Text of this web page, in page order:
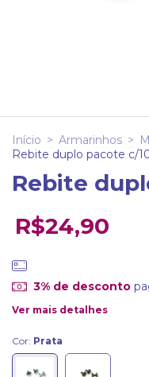
Início > Armarinhos >
Rebite duplo pacote c/
Rebite
R$24,90
3% de desconto
Ver mais detalhes
Cor: Prata